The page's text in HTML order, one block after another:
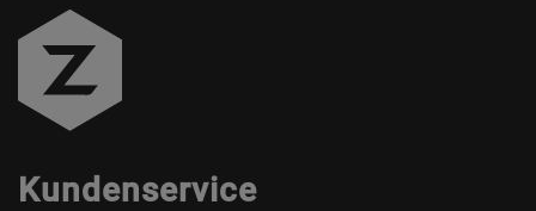
Kundenservice